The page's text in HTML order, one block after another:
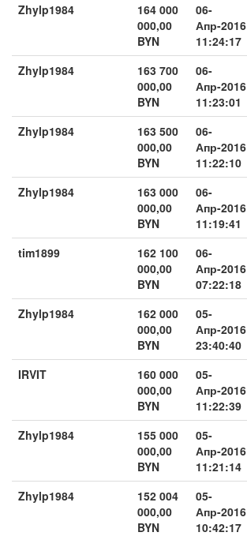
Zhylp1984
164 000
000,00
BYN
06-
Апр-2016
11:24:17
Zhylp1984
163 700
000,00
BYN
06-
Апр-2016
11:23:01
Zhylp1984
163 500
000,00
BYN
06-
Апр-2016
11:22:10
Zhylp1984
163 000
000,00
BYN
06-
Апр-2016
11:19:41
tim1899
162 100
000,00
BYN
06-
Апр-2016
07:22:18
Zhylp1984
162 000
000,00
BYN
05-
Апр-2016
23:40:40
IRVIT
160 000
000,00
BYN
05-
Апр-2016
11:22:39
Zhylp1984
155 000
000,00
BYN
05-
Апр-2016
11:21:14
Zhylp1984
152 004
000,00
BYN
05-
Апр-2016
10:42:17